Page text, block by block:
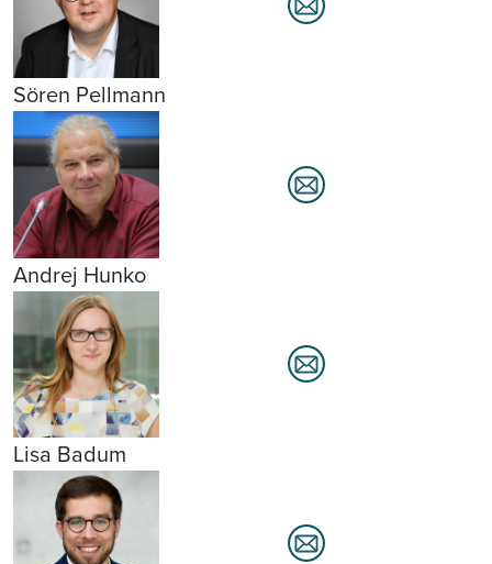
Sören Pellmann
Andrej Hunko
Lisa Badum